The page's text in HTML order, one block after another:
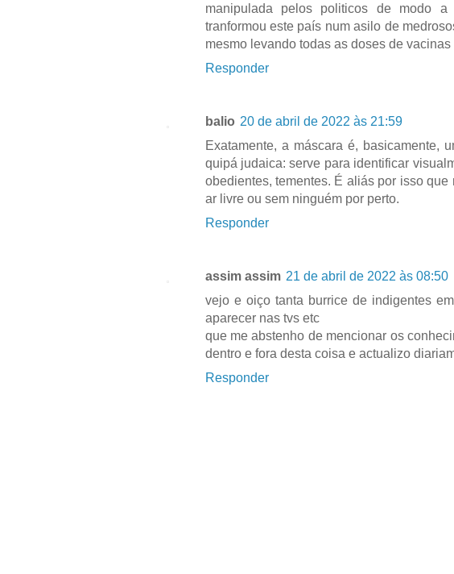
manipulada pelos politicos de modo
tranformou este país num asilo de
mesmo levando todas as doses de
Responder
balio 20 de abril de 2022 às 21:59
Exatamente, a máscara é, basicamente,
quipá judaica: serve para identificar
obedientes, tementes. É aliás por isso
ar livre ou sem ninguém por perto.
Responder
assim assim 21 de abril de 2022 às 08:50
vejo e oiço tanta burrice de indigentes
aparecer nas tvs etc
que me abstenho de mencionar os
dentro e fora desta coisa e actualizo
Responder